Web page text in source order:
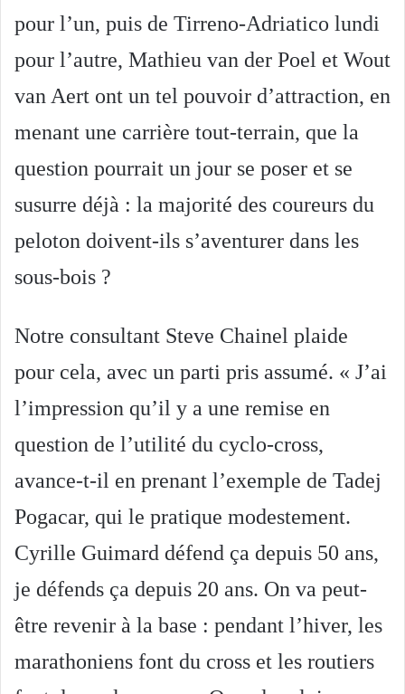
pour l’un, puis de Tirreno-Adriatico lundi
pour l’autre, Mathieu van der Poel et Wout
van Aert ont un tel pouvoir d’attraction, en
menant une carrière tout-terrain, que la
question pourrait un jour se poser et se
susurre déjà : la majorité des coureurs du
peloton doivent-ils s’aventurer dans les
sous-bois ?
Notre consultant Steve Chainel plaide
pour cela, avec un parti pris assumé. « J’ai
l’impression qu’il y a une remise en
question de l’utilité du cyclo-cross,
avance-t-il en prenant l’exemple de Tadej
Pogacar, qui le pratique modestement.
Cyrille Guimard défend ça depuis 50 ans,
je défends ça depuis 20 ans. On va peut-
être revenir à la base : pendant l’hiver, les
marathoniens font du cross et les routiers